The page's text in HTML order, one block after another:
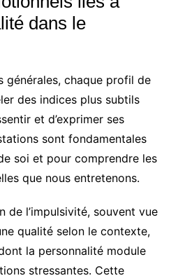
dans le
générales, chaque profil de
des indices plus subtils
et d’exprimer ses
sont fondamentales
soi et pour comprendre les
que nous entretenons.
de l’impulsivité, souvent vue
qualité selon le contexte,
la personnalité module
stressantes. Cette